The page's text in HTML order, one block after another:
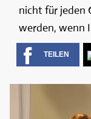
nicht für jeden
werden, wenn
TEILEN